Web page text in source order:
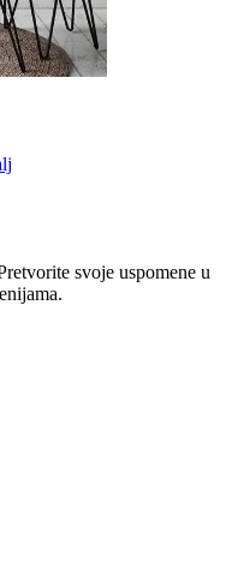
svoje uspomene u